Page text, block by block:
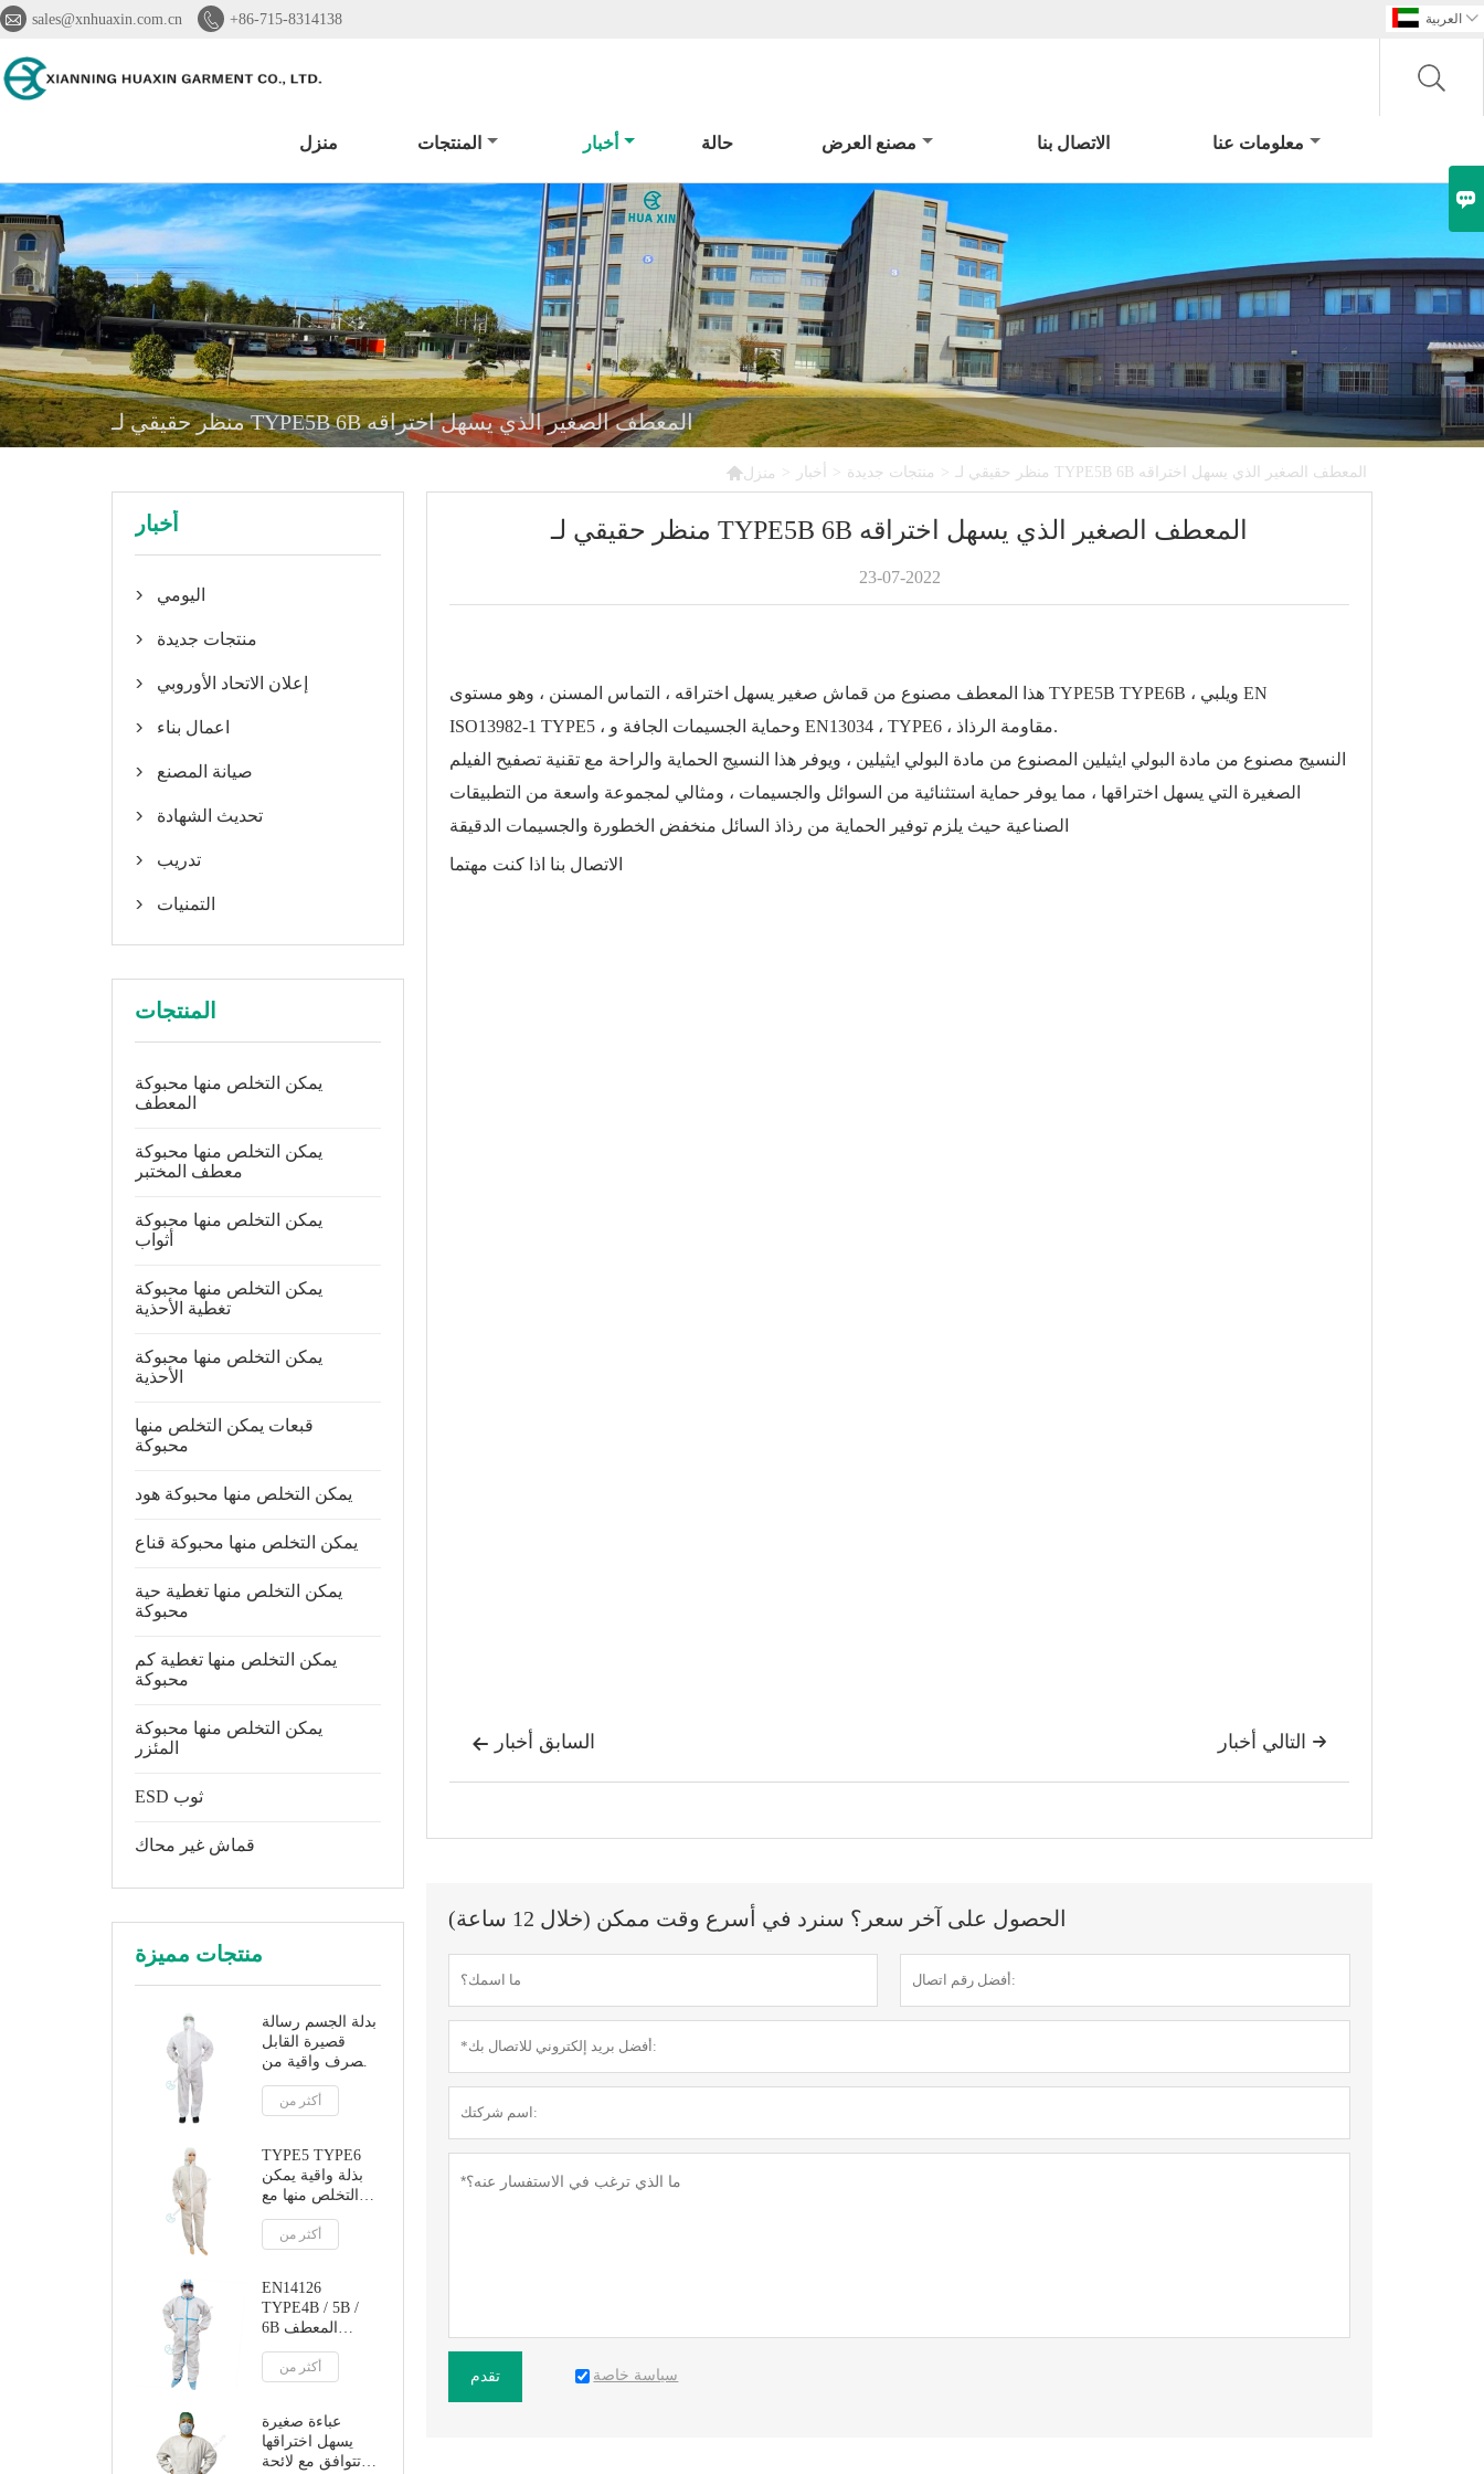
 sales@xnhuaxin.com.cn  +86-715-8314138 العربية 
منزل المنتجات أخبار حالة مصنع العرض الاتصال بنا معلومات عنا
منظر حقيقي لـ TYPE5B 6B المعطف الصغير الذي يسهل اختراقه
منزل > أخبار > منتجات جديدة > منظر حقيقي لـ TYPE5B 6B المعطف الصغير الذي يسهل اختراقه
أخبار
 اليومي
 منتجات جديدة
 إعلان الاتحاد الأوروبي
 اعمال بناء
 صيانة المصنع
 تحديث الشهادة
 تدريب
 التمنيات
المنتجات
يمكن التخلص منها محبوكة
المعطف
يمكن التخلص منها محبوكة
معطف المختبر
يمكن التخلص منها محبوكة
أثواب
يمكن التخلص منها محبوكة
تغطية الأحذية
يمكن التخلص منها محبوكة
الأحذية
قبعات يمكن التخلص منها
محبوكة
يمكن التخلص منها محبوكة هود
يمكن التخلص منها محبوكة قناع
يمكن التخلص منها تغطية حية
محبوكة
يمكن التخلص منها تغطية كم
محبوكة
يمكن التخلص منها محبوكة
المئزر
ESD ثوب
قماش غير محاك
منتجات مميزة
بدلة الجسم رسالة
قصيرة القابل
للتصرف واقية من
الغبار مع غطاء
محرك السيارة
أكثر من
TYPE5 TYPE6
بذلة واقية يمكن
التخلص منها مع
السيارة
أكثر من
EN14126
TYPE4B / 5B /
6B المعطف
الواقي من التماس
الملصق
أكثر من
عباءة صغيرة
يسهل اختراقها
تتوافق مع لائحة
منظر حقيقي لـ TYPE5B 6B المعطف الصغير الذي يسهل اختراقه
23-07-2022
هذا المعطف مصنوع من قماش صغير يسهل اختراقه ، التماس المسنن ، وهو مستوى TYPE5B TYPE6B ، ويلبي EN
ISO13982-1 TYPE5 ، وحماية الجسيمات الجافة و EN13034 ، TYPE6 ، مقاومة الرذاذ.
النسيج مصنوع من مادة البولي ايثيلين المصنوع من مادة البولي ايثيلين ، ويوفر هذا النسيج الحماية والراحة مع تقنية تصفيح الفيلم
الصغيرة التي يسهل اختراقها ، مما يوفر حماية استثنائية من السوائل والجسيمات ، ومثالي لمجموعة واسعة من التطبيقات
الصناعية حيث يلزم توفير الحماية من رذاذ السائل منخفض الخطورة والجسيمات الدقيقة
الاتصال بنا اذا كنت مهتما
 السابق أخبار  التالي أخبار
الحصول على آخر سعر؟ سنرد في أسرع وقت ممكن (خلال 12 ساعة)
تقدم سياسة خاصة
